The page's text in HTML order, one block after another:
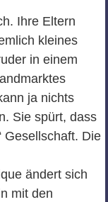
Ihre Eltern
kleines
in einem
ja nichts
Sie spürt, dass
Gesellschaft. Die
ändert sich
mit den